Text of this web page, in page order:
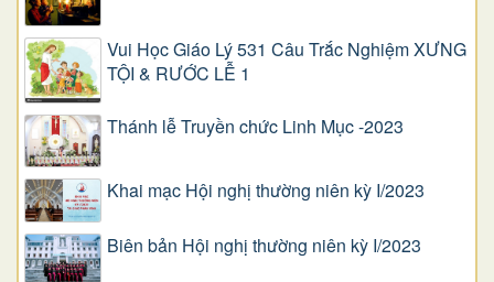
Vui Học Giáo Lý 531 Câu Trắc Nghiệm XƯNG
TỘI & RƯỚC LỄ 1
Thánh lễ Truyền chức Linh Mục -2023
Khai mạc Hội nghị thường niên kỳ I/2023
Biên bản Hội nghị thường niên kỳ I/2023